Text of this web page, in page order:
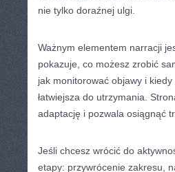
nie tylko doraźnej ulgi.
Ważnym elementem narracji
pokazuje, co możesz zrobić
jak monitorować objawy i
łatwiejsza do utrzymania.
adaptację i pozwala osiągnąć
Jeśli chcesz wrócić do
etapy: przywrócenie zakresu,